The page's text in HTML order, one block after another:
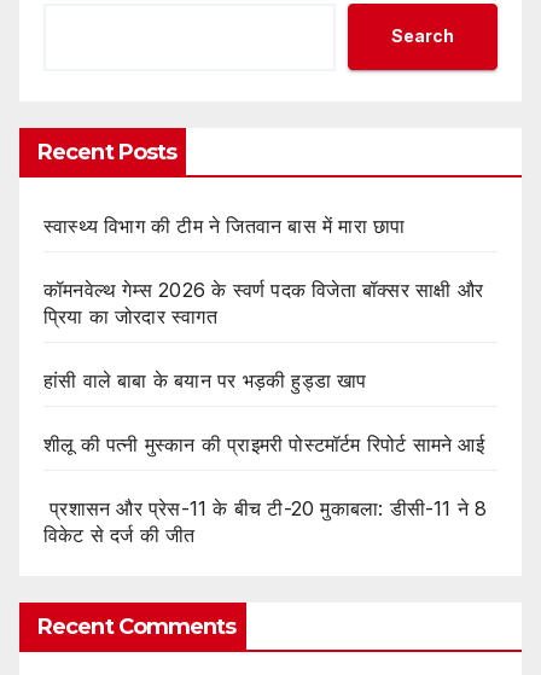
Search
Recent Posts
स्वास्थ्य विभाग की टीम ने जितवान बास में मारा छापा
कॉमनवेल्थ गेम्स 2026 के स्वर्ण पदक विजेता बॉक्सर साक्षी और
प्रिया का जोरदार स्वागत
हांसी वाले बाबा के बयान पर भड़की हुड्डा खाप
शीलू की पत्नी मुस्कान की प्राइमरी पोस्टमॉर्टम रिपोर्ट सामने आई
प्रशासन और प्रेस-11 के बीच टी-20 मुकाबला: डीसी-11 ने 8
विकेट से दर्ज की जीत
Recent Comments